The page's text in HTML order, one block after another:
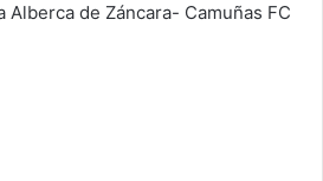
Alberca de Záncara- Camuñas FC